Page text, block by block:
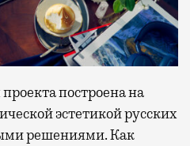
построена на
эстетикой русских
решениями. Как